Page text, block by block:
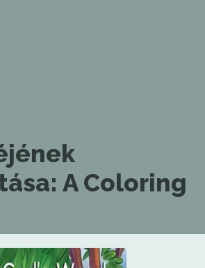
A Coloring